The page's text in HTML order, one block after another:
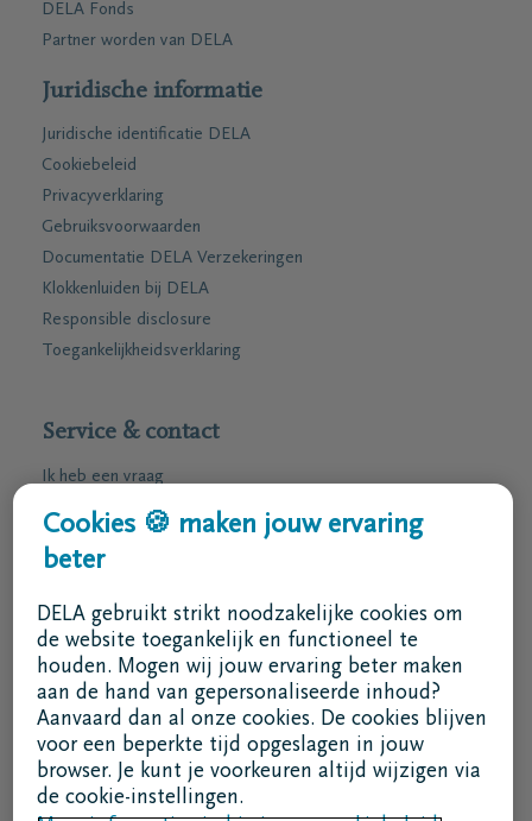
DELA Fonds
Partner worden van DELA
Juridische informatie
Juridische identificatie DELA
Cookiebeleid
Privacyverklaring
Gebruiksvoorwaarden
Documentatie DELA Verzekeringen
Klokkenluiden bij DELA
Responsible disclosure
Toegankelijkheidsverklaring
Service & contact
Ik heb een vraag
Ik wens een afspraak
Ik wens een brochure per post
ma - vr 8u30 -17u
Ik ben een bemiddelaar
Aanmelden in DELAconnect
Ik ben een leverancier
Cookies 🍪 maken jouw ervaring
beter
DELA gebruikt strikt noodzakelijke cookies om
de website toegankelijk en functioneel te
houden. Mogen wij jouw ervaring beter maken
aan de hand van gepersonaliseerde inhoud?
Aanvaard dan al onze cookies. De cookies blijven
voor een beperkte tijd opgeslagen in jouw
browser. Je kunt je voorkeuren altijd wijzigen via
de cookie-instellingen.